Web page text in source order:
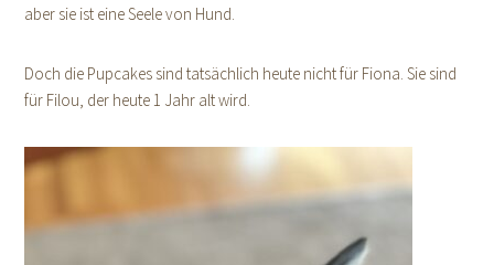
aber sie ist eine Seele von Hund.
Doch die Pupcakes sind tatsächlich heute nicht für Fiona. Sie sind
für Filou, der heute 1 Jahr alt wird.